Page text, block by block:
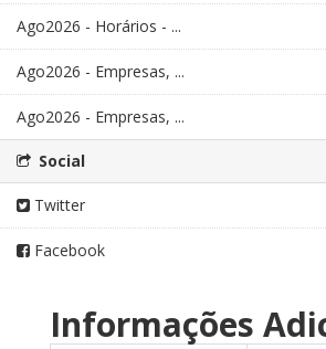
Ago2026 - Horários - ...
Ago2026 - Empresas, ...
Ago2026 - Empresas, ...
Social
Twitter
Facebook
Informações